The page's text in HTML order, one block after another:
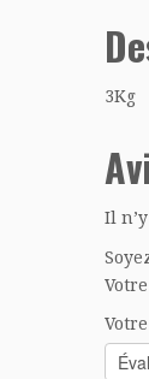
3Kg
Il